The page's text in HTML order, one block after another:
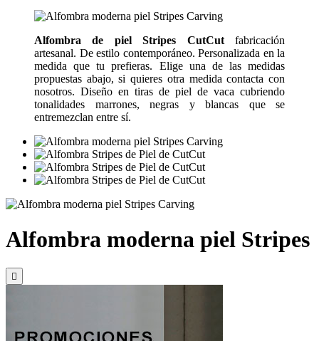
Alfombra de piel Stripes CutCutfabricación
artesanal. De estilo contemporáneo. Personalizada en la
medida que tu prefieras. Elige una de las medidas
propuestas abajo, si quieres otra medida contacta con
nosotros. Diseño en tiras de piel de vaca cubriendo
tonalidades marrones, negras y blancas que se
entremezclan entre sí.
Alfombra moderna piel Stripes
